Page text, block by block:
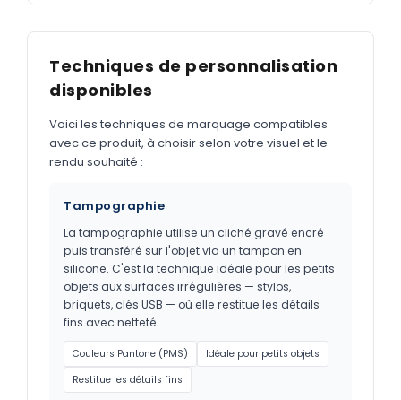
Techniques de personnalisation
disponibles
Voici les techniques de marquage compatibles
avec ce produit, à choisir selon votre visuel et le
rendu souhaité :
Tampographie
La tampographie utilise un cliché gravé encré
puis transféré sur l'objet via un tampon en
silicone. C'est la technique idéale pour les petits
objets aux surfaces irrégulières — stylos,
briquets, clés USB — où elle restitue les détails
fins avec netteté.
Couleurs Pantone (PMS)
Idéale pour petits objets
Restitue les détails fins